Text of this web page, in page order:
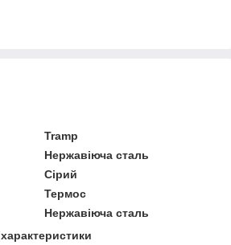
Tramp
Нержавіюча сталь
Сірий
Термос
Нержавіюча сталь